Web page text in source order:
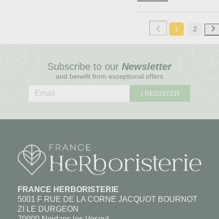
1 2
Subscribe to our Newsletter
and benefit from exceptional offers
I REGISTER
FRANCE HERBORISTERIE
5001 F RUE DE LA CORNE JACQUOT BOURNOT
ZI LE DURGEON